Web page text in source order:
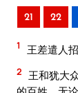
21 22
1 王差遣人
2 王和犹大